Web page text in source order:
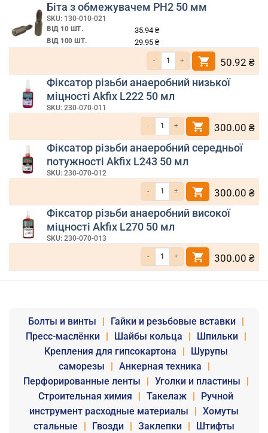
Біта з обмежувачем PH2 50 мм
SKU: 130-010-021
ВІД 10 ШТ. 35.94 ₴
ВІД 100 ШТ. 29.95 ₴
Кількість Біта з обмежувачем PH2 50
50.92 ₴
Фіксатор різьби анаеробний низької
міцності Akfix L222 50 мл
SKU: 230-070-011
Кількість Фіксатор різьби анаеробний
300.00 ₴
Фіксатор різьби анаеробний середньої
потужності Akfix L243 50 мл
SKU: 230-070-012
Кількість Фіксатор різьби анаеробний
300.00 ₴
Фіксатор різьби анаеробний високої
міцності Akfix L270 50 мл
SKU: 230-070-013
Кількість Фіксатор різьби анаеробний
300.00 ₴
Болты и винты | Гайки и резьбовые вставки
|
Пресс-маслёнки
| Шайбы кольца | Шпильки
|
Крепления для гипсокартона
|
Шурупы
саморезы
| Анкерная техника
|
Перфорированные ленты
| Уголки и пластины
|
Строительная химия
| Такелаж |
Ручной
инструмент расходные материалы
| Хомуты
стальные
| Гвозди | Заклепки |
Штифты